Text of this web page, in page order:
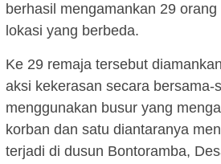
berhasil mengamankan 29
lokasi yang berbeda.
Ke 29 remaja tersebut
aksi kekerasan secara bersama-
menggunakan busur yang
korban dan satu diantaranya
terjadi di dusun Bontoramba,